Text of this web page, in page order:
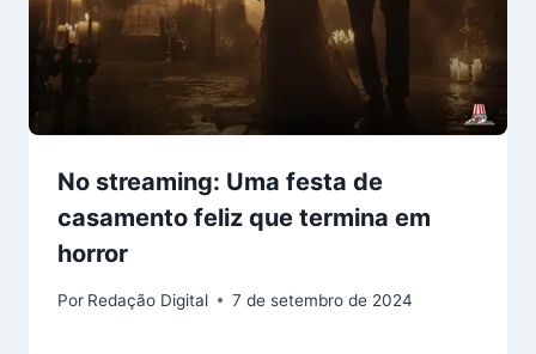
No streaming: Uma festa de
casamento feliz que termina em
horror
Por Redação Digital 7 de setembro de 2024